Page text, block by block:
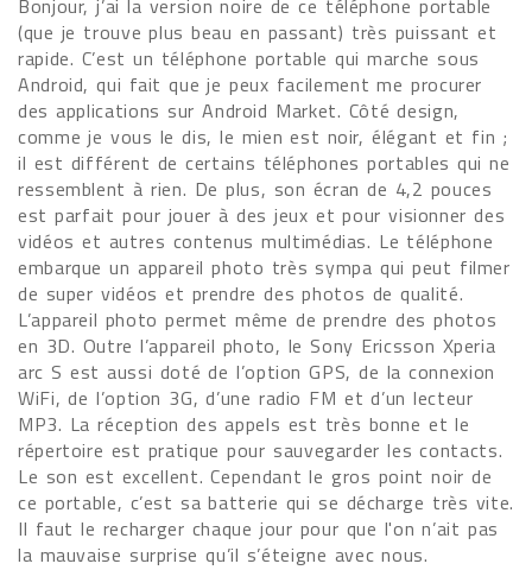
Bonjour, j’ai la version noire de ce téléphone portable
(que je trouve plus beau en passant) très puissant et
rapide. C’est un téléphone portable qui marche sous
Android, qui fait que je peux facilement me procurer
des applications sur Android Market. Côté design,
comme je vous le dis, le mien est noir, élégant et fin ;
il est différent de certains téléphones portables qui ne
ressemblent à rien. De plus, son écran de 4,2 pouces
est parfait pour jouer à des jeux et pour visionner des
vidéos et autres contenus multimédias. Le téléphone
embarque un appareil photo très sympa qui peut filmer
de super vidéos et prendre des photos de qualité.
L’appareil photo permet même de prendre des photos
en 3D. Outre l’appareil photo, le Sony Ericsson Xperia
arc S est aussi doté de l’option GPS, de la connexion
WiFi, de l’option 3G, d’une radio FM et d’un lecteur
MP3. La réception des appels est très bonne et le
répertoire est pratique pour sauvegarder les contacts.
Le son est excellent. Cependant le gros point noir de
ce portable, c’est sa batterie qui se décharge très vite.
Il faut le recharger chaque jour pour que l'on n’ait pas
la mauvaise surprise qu’il s’éteigne avec nous.